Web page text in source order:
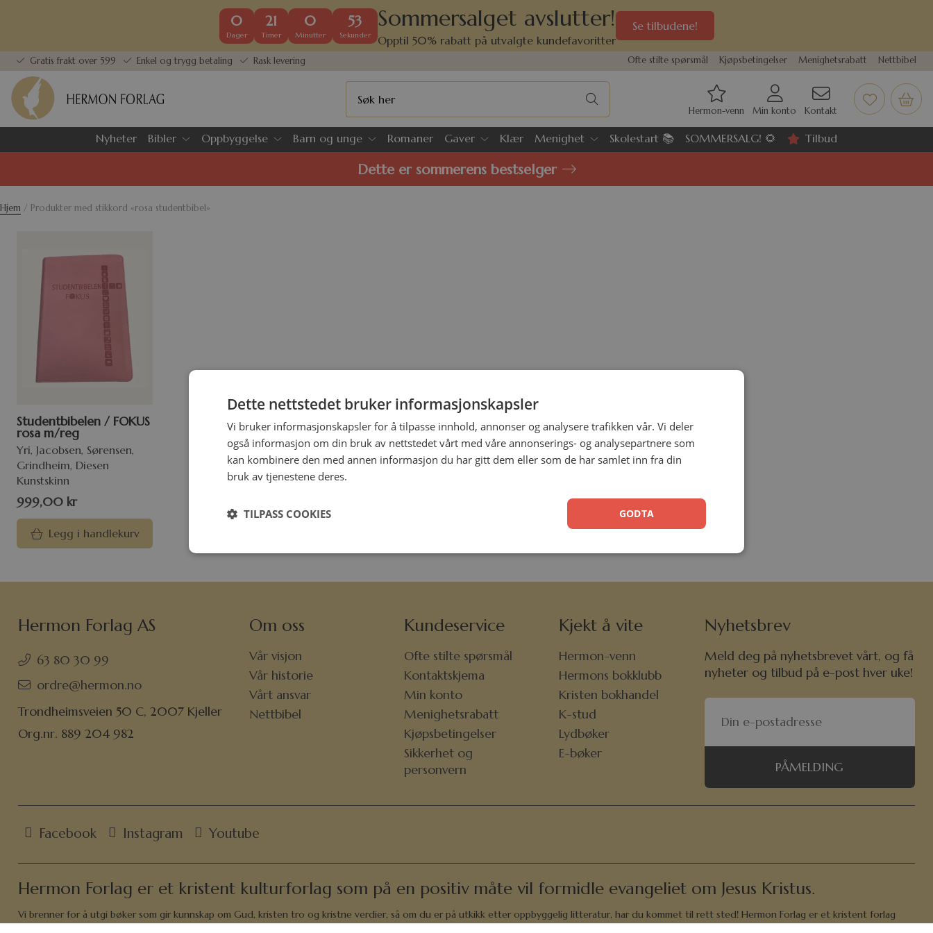
0
Dager
21
Timer
0
Minutter
53
Sekunder
Sommersalget avslutter!
Opptil 50% rabatt på utvalgte kundefavoritter
Se tilbudene!
Gratis frakt over 599 Enkel og trygg betaling Rask levering Ofte stilte spørsmål Kjøpsbetingelser Menighetsrabatt Nettbibel
Hermon-venn Min konto Kontakt
Nyheter Bibler Oppbyggelse Barn og unge Romaner Gaver Klær Menighet Skolestart 📚 SOMMERSALG! 🌻 Tilbud
Dette er sommerens bestselger
Hjem / Produkter med stikkord «rosa studentbibel»
Studentbibelen / FOKUS
rosa m/reg
Yri, Jacobsen, Sørensen,
Grindheim, Diesen
Kunstskinn
999,00 kr
Legg i handlekurv
Hermon Forlag AS
63 80 30 99
ordre@hermon.no
Trondheimsveien 50 C, 2007 Kjeller
Org.nr. 889 204 982
Om oss
Vår visjon
Vår historie
Vårt ansvar
Nettbibel
Kundeservice
Ofte stilte spørsmål
Kontaktskjema
Min konto
Menighetsrabatt
Kjøpsbetingelser
Sikkerhet og
personvern
Kjekt å vite
Hermon-venn
Hermons bokklubb
Kristen bokhandel
K-stud
Lydbøker
E-bøker
Nyhetsbrev
Meld deg på nyhetsbrevet vårt, og få
nyheter og tilbud på e-post hver uke!
PÅMELDING
Facebook Instagram Youtube
Hermon Forlag er et kristent kulturforlag som på en positiv måte vil formidle evangeliet om Jesus Kristus.
Vi brenner for å utgi bøker som gir kunnskap om Gud, kristen tro og kristne verdier, så om du er på utkikk etter oppbyggelig litteratur, har du kommet til rett sted! Hermon Forlag er et kristent forlag
med stort utvalg av bibler, studiebibler, biografier, vitnesbyrd, andaktsbøker, romaner og oppbyggelsesbøker. Vi har bøker som lærer små og store barn å bli kjent med Bibelen, Gud og Jesus, og også et
Dette nettstedet bruker informasjonskapsler
Vi bruker informasjonskapsler for å tilpasse innhold, annonser og analysere trafikken vår. Vi deler
også informasjon om din bruk av nettstedet vårt med våre annonserings- og analysepartnere som
kan kombinere den med annen informasjon du har gitt dem eller som de har samlet inn fra din
bruk av tjenestene deres.
GODTA
TILPASS COOKIES